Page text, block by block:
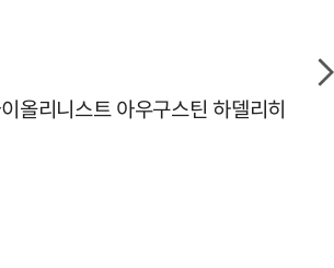
올리니스트 아우구스틴 하델리히